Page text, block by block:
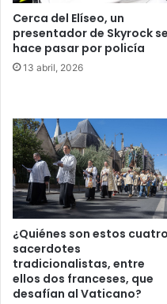
Cerca del Elíseo, un
presentador de Skyrock se
hace pasar por policía
13 abril, 2026
¿Quiénes son estos cuatro
sacerdotes
tradicionalistas, entre
ellos dos franceses, que
desafían al Vaticano?